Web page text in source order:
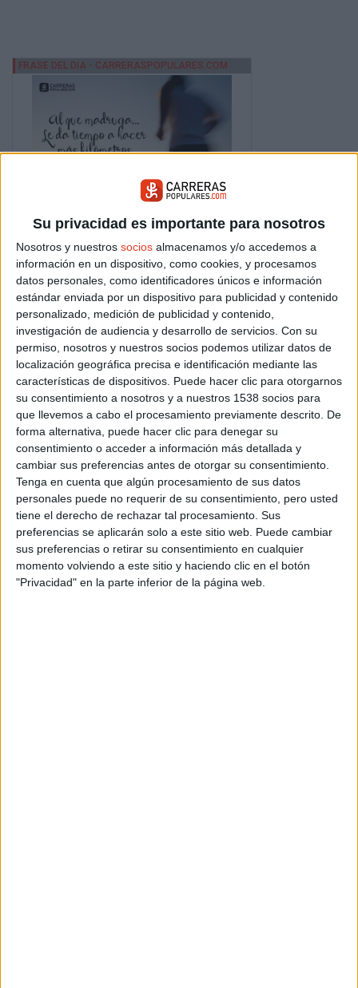
Su privacidad es importante para nosotros
Nosotros y nuestros socios almacenamos y/o accedemos a
información en un dispositivo, como cookies, y procesamos
datos personales, como identificadores únicos e información
estándar enviada por un dispositivo para publicidad y contenido
personalizado, medición de publicidad y contenido,
investigación de audiencia y desarrollo de servicios. Con su
permiso, nosotros y nuestros socios podemos utilizar datos de
localización geográfica precisa e identificación mediante las
características de dispositivos. Puede hacer clic para otorgarnos
su consentimiento a nosotros y a nuestros 1538 socios para
que llevemos a cabo el procesamiento previamente descrito. De
forma alternativa, puede hacer clic para denegar su
consentimiento o acceder a información más detallada y
cambiar sus preferencias antes de otorgar su consentimiento.
Tenga en cuenta que algún procesamiento de sus datos
personales puede no requerir de su consentimiento, pero usted
tiene el derecho de rechazar tal procesamiento. Sus
preferencias se aplicarán solo a este sitio web. Puede cambiar
sus preferencias o retirar su consentimiento en cualquier
momento volviendo a este sitio y haciendo clic en el botón
"Privacidad" en la parte inferior de la página web.
REGLAMENTO
TAMBIEN TE PUEDE INTERESAR